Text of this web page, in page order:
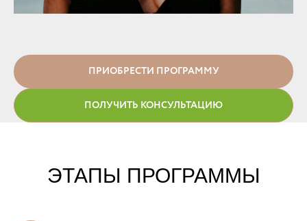
ПРИОБРЕСТИ ПРОГРАММУ
ПОЛУЧИТЬ КОНСУЛЬТАЦИЮ
ЭТАПЫ ПРОГРАММЫ